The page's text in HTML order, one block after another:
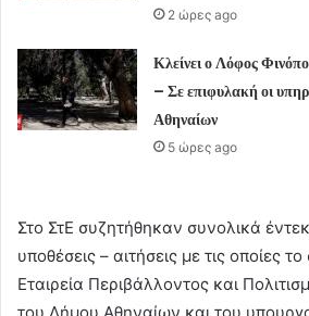
2 ώρες ago
Κλείνει ο Λόφος
– Σε επιφυλακή οι
Αθηναίων
5 ώρες ago
Στο ΣτΕ συζητήθηκαν συνολικά
υποθέσεις – αιτήσεις με τις οποίες
Εταιρεία Περιβάλλοντος και